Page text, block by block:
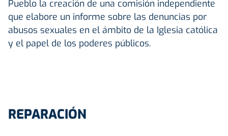
Pueblo la creación de una comisión independiente
que elabore un informe sobre las denuncias por
abusos sexuales en el ámbito de la Iglesia católica
y el papel de los poderes públicos.
REPARACIÓN